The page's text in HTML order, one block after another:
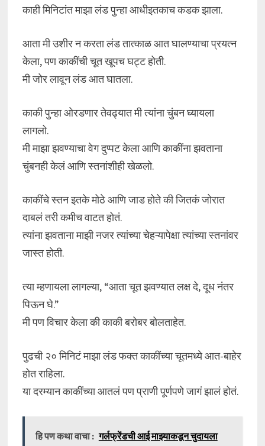
काही मिनिटांत माझा लंड पुन्हा आधीइतकाच कडक झाला.
आता मी उशीर न करता लंड तात्काळ आत घालण्याचा प्रयत्न
केला, पण काकींची चूत खूपच घट्ट होती.
मी जोर लावून लंड आत घातला.
काकी पुन्हा ओरडणार तेवढ्यात मी त्यांना चुंबन घ्यायला
लागलो.
मी माझा झवण्याचा वेग दुप्पट केला आणि काकींना झवताना
चुंबनही केलं आणि स्तनांशीही खेळलो.
काकींचे स्तन इतके मोठे आणि जाड होते की जितकं जोरात
दाबलं तरी कमीच वाटत होतं.
त्यांना झवताना माझी नजर त्यांच्या चेहऱ्यापेक्षा त्यांच्या स्तनांवर
जास्त होती.
त्या म्हणायला लागल्या, “आता चूत झवण्यात लक्ष दे, दूध नंतर
पिऊन घे.”
मी पण विचार केला की काकी बरोबर बोलताहेत.
पुढची २० मिनिटं माझा लंड फक्त काकींच्या चूतमध्ये आत-बाहेर
होत राहिला.
या दरम्यान काकींच्या आतलं पण प्राणी पूर्णपणे जागं झालं होतं.
हि पण कथा वाचा : गर्लफ्रेंडची आई माझ्याकडून चुदायला